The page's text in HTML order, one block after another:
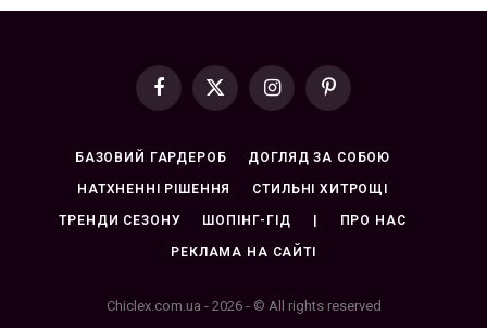
Facebook
X
InstagramPinterest
БАЗОВИЙ ГАРДЕРОБ ДОГЛЯД ЗА СОБОЮ
НАТХНЕННІ РІШЕННЯ СТИЛЬНІ ХИТРОЩІ
ТРЕНДИ СЕЗОНУ ШОПІНГ-ГІД | ПРО НАС
РЕКЛАМА НА САЙТІ
Chiclex.com.ua - 2026 - © All rights reserved